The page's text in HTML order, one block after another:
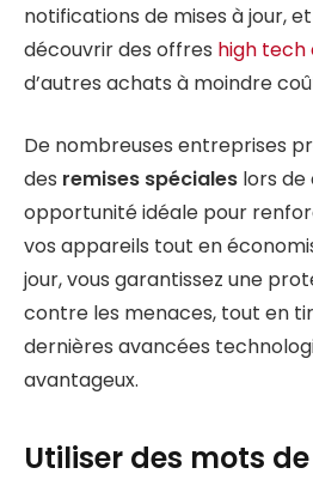
notifications de mises à jour,
découvrir des offres high
d’autres achats à moindre
De nombreuses entreprises
des remises spéciales lors de
opportunité idéale pour
vos appareils tout en
jour, vous garantissez une
contre les menaces, tout en
dernières avancées
avantageux.
Utiliser des mots